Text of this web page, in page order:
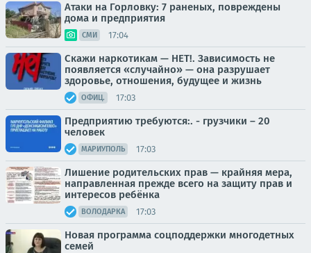
Атаки на Горловку: 7 раненых, повреждены
дома и предприятия
СМИ 17:04
Скажи наркотикам — НЕТ!. Зависимость не
появляется «случайно» — она разрушает
здоровье, отношения, будущее и жизнь
ОФИЦ. 17:03
Предприятию требуются:. - грузчики – 20
человек
МАРИУПОЛЬ 17:03
Лишение родительских прав — крайняя мера,
направленная прежде всего на защиту прав и
интересов ребёнка
ВОЛОДАРКА 17:03
Новая программа соцподдержки многодетных
семей